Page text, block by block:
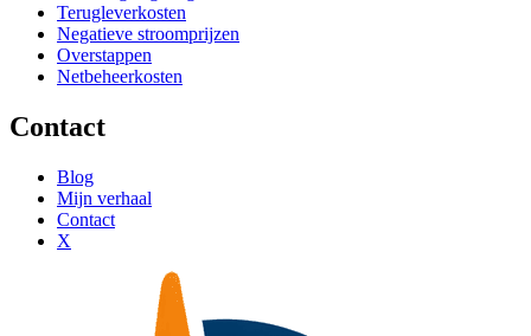
Terugleverkosten
Negatieve stroomprijzen
Overstappen
Netbeheerkosten
Contact
Blog
Mijn verhaal
Contact
X